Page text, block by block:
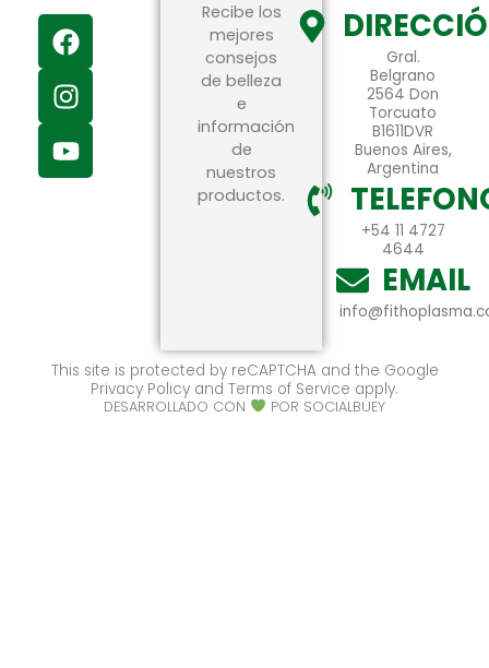
Recibe los
mejores
consejos
de belleza
e
información
de
nuestros
productos.
Gral.
Belgrano
2564 Don
Torcuato
B1611DVR
Buenos Aires,
Argentina
+54 11 4727
4644
EMAIL
This site is protected by reCAPTCHA and the Google
Privacy Policy and Terms of Service apply.
DESARROLLADO CON POR SOCIALBUEY